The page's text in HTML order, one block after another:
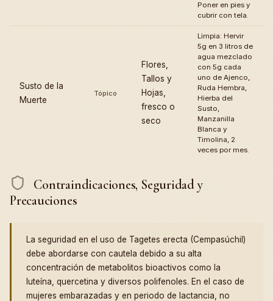
Poner en pies y
cubrir con tela.
Susto de la
Muerte
Tópico
Flores,
Tallos y
Hojas,
fresco o
seco
Limpia: Hervir
5g en 3 litros de
agua mezclado
con 5g cada
uno de Ajenco,
Ruda Hembra,
Hierba del
Susto,
Manzanilla
Blanca y
Timolina, 2
veces por mes.
Contraindicaciones, Seguridad y
Precauciones
La seguridad en el uso de Tagetes erecta (Cempasúchil)
debe abordarse con cautela debido a su alta
concentración de metabolitos bioactivos como la
luteína, quercetina y diversos polifenoles. En el caso de
mujeres embarazadas y en periodo de lactancia, no